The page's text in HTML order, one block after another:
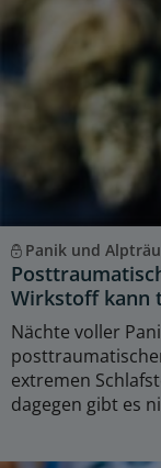
Panik und
Wirkstoff kann
Nächte voller
extremen
dagegen gibt es